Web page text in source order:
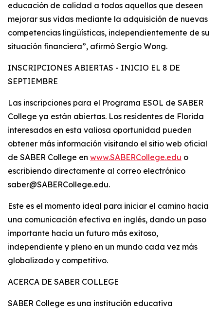
educación de calidad a todos aquellos que deseen
mejorar sus vidas mediante la adquisición de nuevas
competencias lingüísticas, independientemente de su
situación financiera”, afirmó Sergio Wong.
INSCRIPCIONES ABIERTAS - INICIO EL 8 DE
SEPTIEMBRE
Las inscripciones para el Programa ESOL de SABER
College ya están abiertas. Los residentes de Florida
interesados en esta valiosa oportunidad pueden
obtener más información visitando el sitio web oficial
de SABER College en www.SABERCollege.edu o
escribiendo directamente al correo electrónico
saber@SABERCollege.edu.
Este es el momento ideal para iniciar el camino hacia
una comunicación efectiva en inglés, dando un paso
importante hacia un futuro más exitoso,
independiente y pleno en un mundo cada vez más
globalizado y competitivo.
ACERCA DE SABER COLLEGE
SABER College es una institución educativa